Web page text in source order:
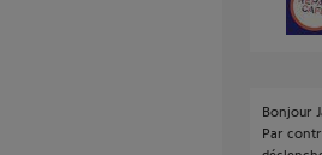
Bonjour
Par